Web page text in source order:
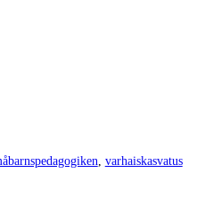
varhaiskasvatus